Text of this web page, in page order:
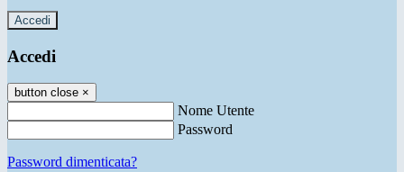
Accedi
Accedi
button close ×
Nome Utente
Password
Password dimenticata?